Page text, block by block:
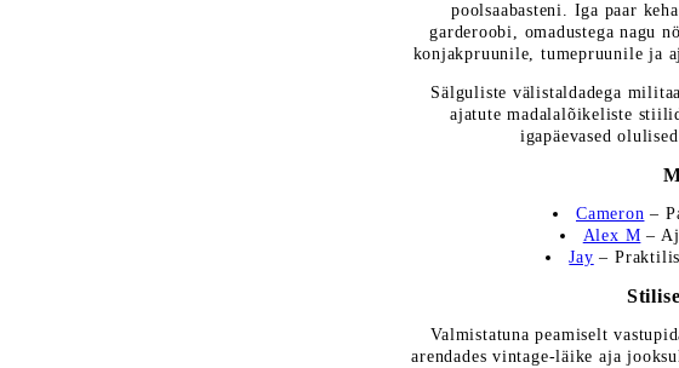
poolsaabasteni. Iga paar
garderoobi, omadustega nagu
konjakpruunile, tumepruunile ja
Sälguliste välistaldadega
ajatute madalalõikeliste
igapäevased
Cameron –
Alex M –
Jay –
Valmistatuna peamiselt
arendades vintage-läike aja